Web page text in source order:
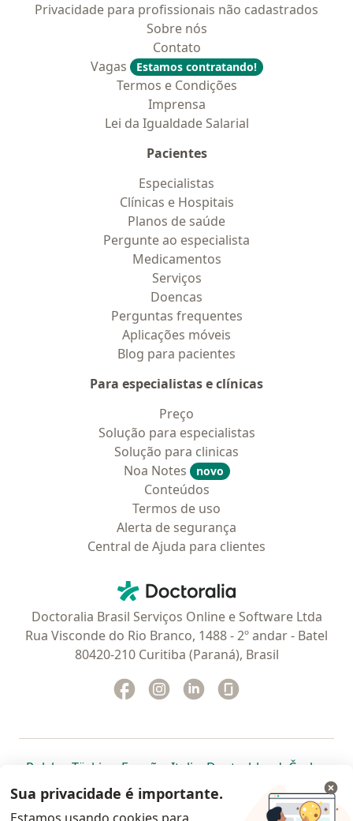
Privacidade para profissionais não cadastrados
Sobre nós
Contato
Vagas
Estamos contratando!
Termos e Condições
Imprensa
Lei da Igualdade Salarial
Pacientes
Especialistas
Clínicas e Hospitais
Planos de saúde
Pergunte ao especialista
Medicamentos
Serviços
Doencas
Perguntas frequentes
Aplicações móveis
Blog para pacientes
Para especialistas e clínicas
Preço
Solução para especialistas
Solução para clinicas
Noa Notes
novo
Conteúdos
Termos de uso
Alerta de segurança
Central de Ajuda para clientes
Doctoralia - Homepage
Doctoralia Brasil Serviços Online e Software Ltda
Rua Visconde do Rio Branco, 1488 - 2º andar - Batel
80420-210 Curitiba (Paraná), Brasil
Facebook
abre num novo separador
Instagram
abre num novo separador
Linkedin
abre num novo
Polska abre num novo separador
Türkiye abre num novo separador
España abre num novo separador
Italia abre num novo
Deutschlandabre num
Česko
Portugal abre num novo separador
, México abre num novo separador
, abre num novo separador
Brasil abre num novoabre num
abre
Colombia abre num novo
Sua privacidade é importante.